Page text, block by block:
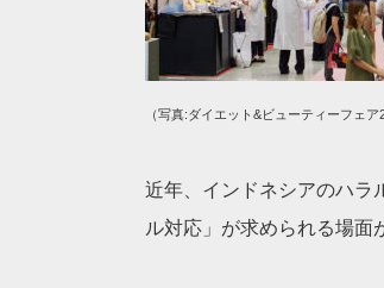
（写真:ダイエット&ビューティーフェ
近年、インドネシアのハラ
ル対応」が求められる場面